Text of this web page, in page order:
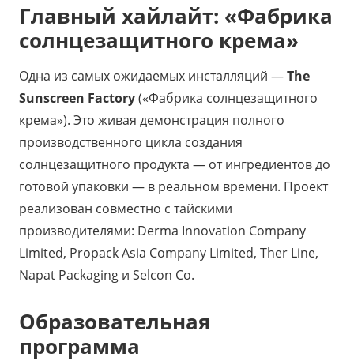
Главный хайлайт: «Фабрика
солнцезащитного крема»
Одна из самых ожидаемых инсталляций —The
Sunscreen Factory(«Фабрика солнцезащитного
крема»). Это живая демонстрация полного
производственного цикла создания
солнцезащитного продукта — от ингредиентов до
готовой упаковки — в реальном времени. Проект
реализован совместно с тайскими
производителями: Derma Innovation Company
Limited, Propack Asia Company Limited, Ther Line,
Napat Packaging и Selcon Co.
Образовательная
программа